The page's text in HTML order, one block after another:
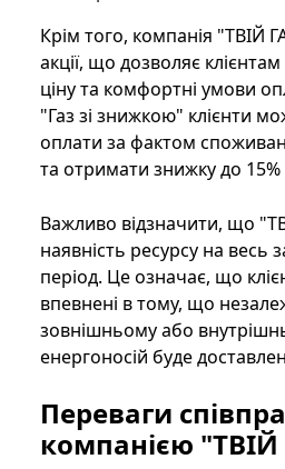
Крім того, компанія "ТВІЙ
акції, що дозволяє
ціну та комфортні умови
"Газ зі знижкою" клієнти
оплати за фактом
та отримати знижку до 15%
Важливо відзначити, що
наявність ресурсу на весь
період. Це означає, що
впевнені в тому, що
зовнішньому або
енергоносій буде
Переваги
компанією